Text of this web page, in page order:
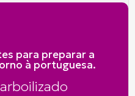
para preparar a
à portuguesa.